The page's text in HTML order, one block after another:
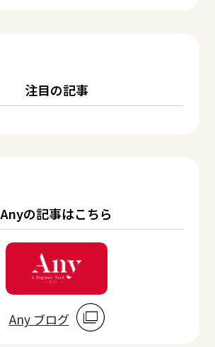
注目の記事
Anyの記事はこちら
Any ブログ